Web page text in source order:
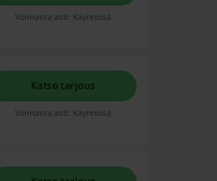
Voimassa asti: Käynnissä
Katso tarjous
Voimassa asti: Käynnissä